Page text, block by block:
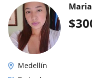
$
Medellín